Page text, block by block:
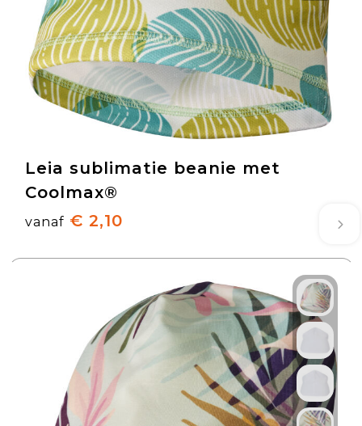
Leia sublimatie beanie met
Coolmax®
vanaf € 2,10